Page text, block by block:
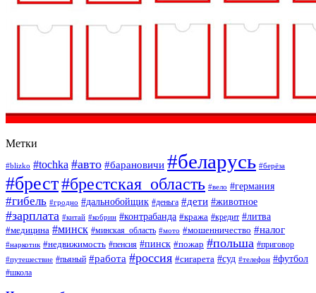
Метки
#blizko #tochka #авто #барановичи #беларусь #берёза
#брест#брестская_область #вело #германия
#гибель #гродно #дальнобойщик #деньга #дети #животное
#зарплата #китай #кобрин #контрабанда #кража #кредит #литва
#медицина #минск #минская_область #мото #мошенничество #налог
#наркотик #недвижимость #пенсия #пинск #пожар #польша #приговор
#путешествие #пьяный #работа #россия #сигарета #суд #телефон #футбол
#школа